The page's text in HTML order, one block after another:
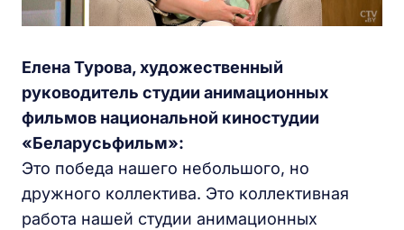
Елена Турова, художественный
руководитель студии анимационных
фильмов национальной киностудии
«Беларусьфильм»:
Это победа нашего небольшого, но
дружного коллектива. Это коллективная
работа нашей студии анимационных